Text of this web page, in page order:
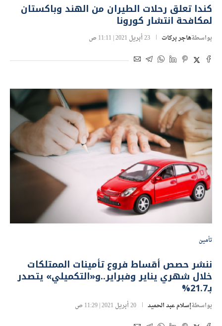
كندا تعلق رحلات الطيران من الهند وباكستان
لمكافحة انتشار كورونا
بواسطةهاجر بركات 23 أبريل 2021 | 11:11 ص
تأمين
ننشر حصص أقساط فروع تأمينات الممتلكات
خلال شهري يناير وفبراير..و«التكميلي» يتصدر
بـ21.7%
بواسطةإسلام عبد الحميد 20 أبريل 2021 | 11:29 ص